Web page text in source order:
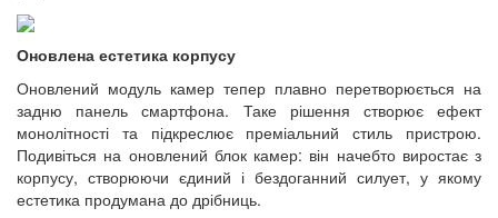
Оновлена естетика корпусу
Оновлений модуль камер тепер плавно перетворюється на
задню панель смартфона. Таке рішення створює ефект
монолітності та підкреслює преміальний стиль пристрою.
Подивіться на оновлений блок камер: він начебто виростає з
корпусу, створюючи єдиний і бездоганний силует, у якому
естетика продумана до дрібниць.